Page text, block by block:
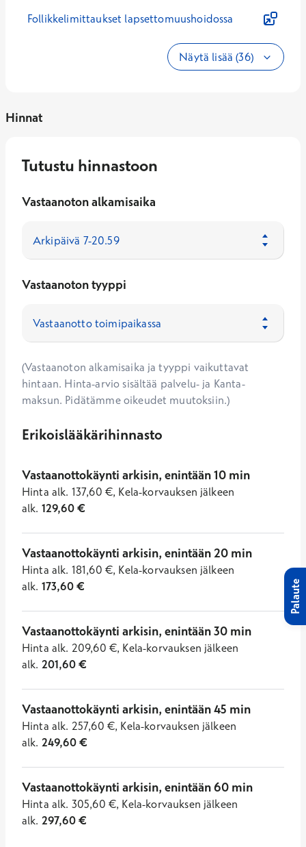
Follikkelimittaukset lapsettomuushoidossa
Näytä lisää (36)
Hinnat
Tutustu hinnastoon
Vastaanoton alkamisaika
Vastaanoton tyyppi
(Vastaanoton alkamisaika ja tyyppi vaikuttavat
hintaan. Hinta-arvio sisältää palvelu- ja Kanta-
maksun. Pidätämme oikeudet muutoksiin.)
Erikoislääkärihinnasto
Vastaanottokäynti arkisin, enintään 10 min
Hinta alk. 137,60 €, Kela-korvauksen jälkeen
alk. 129,60€
Vastaanottokäynti arkisin, enintään 20 min
Hinta alk. 181,60 €, Kela-korvauksen jälkeen
alk. 173,60€
Vastaanottokäynti arkisin, enintään 30 min
Hinta alk. 209,60 €, Kela-korvauksen jälkeen
alk. 201,60€
Vastaanottokäynti arkisin, enintään 45 min
Hinta alk. 257,60 €, Kela-korvauksen jälkeen
alk. 249,60€
Vastaanottokäynti arkisin, enintään 60 min
Hinta alk. 305,60 €, Kela-korvauksen jälkeen
alk. 297,60€
Palaute